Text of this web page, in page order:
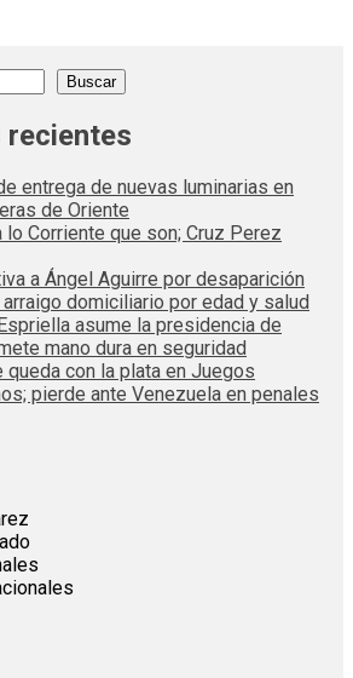
Buscar
recientes
entrega de nuevas luminarias en
de Oriente
lo Corriente que son; Cruz Perez
a Ángel Aguirre por desaparición
domiciliario por edad y salud
asume la presidencia de
mano dura en seguridad
queda con la plata en Juegos
pierde ante Venezuela en penales